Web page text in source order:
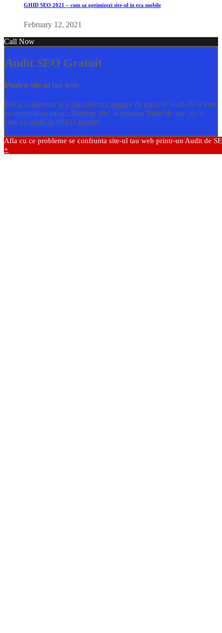
GHID SEO 2021 – cum sa optimizezi site-ul in era mobile
February 12, 2021
Call Now
Audit SEO Gratuit
Pentru site-ul tau web
Daca si afacerea ta a fost afectata negativ de criza #Covid-19 si vrei
sa continui sa atragi clienti pe site, acceseaza linkul de mai jos si
cere un audit de #SEO gratuit!
Afla cu ce probleme se confrunta site-ul tau web printr-un Audit de
+